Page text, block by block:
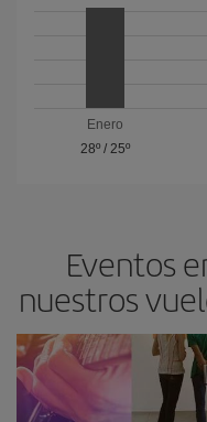
Enero
28º/ 25º
Eventos
nuestros